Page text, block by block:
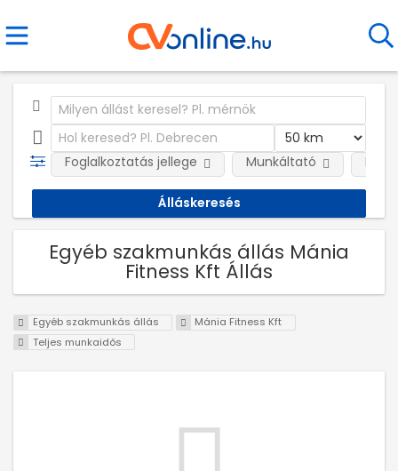
Foglalkoztatás jellege Munkáltató
Egyéb szakmunkás állás Mánia
Fitness Kft Állás
Egyéb szakmunkás állás
Mánia Fitness Kft
Teljes munkaidős